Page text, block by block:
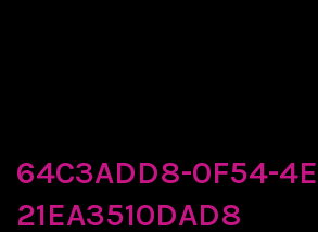
64C3ADD8-0F54-
21EA3510DAD8